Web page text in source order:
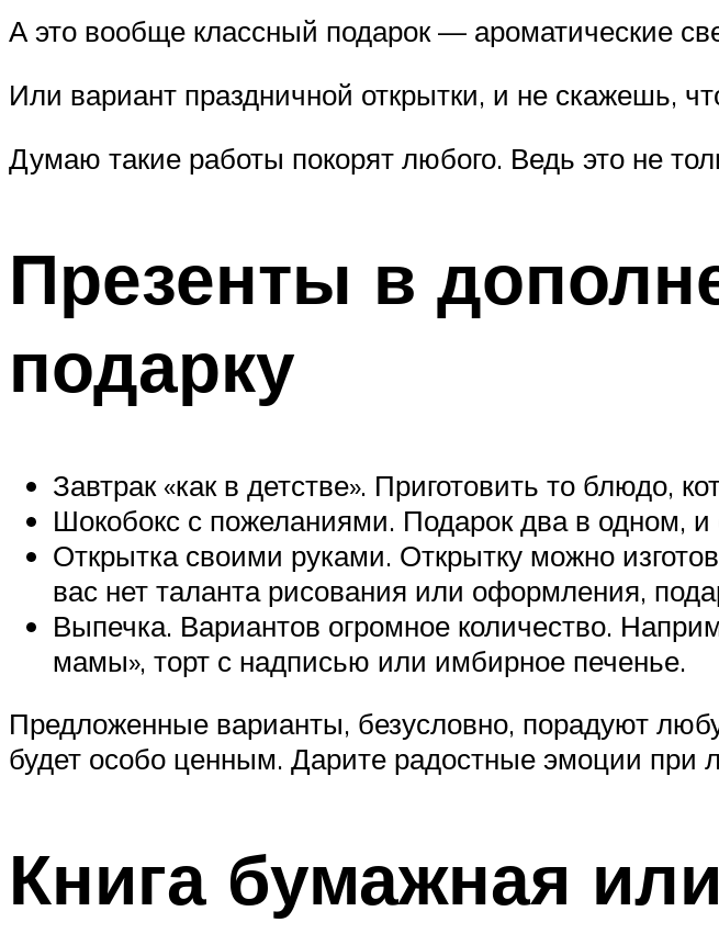
А это вообще классный подарок — ароматические
Или вариант праздничной открытки, и не скажешь,
Думаю такие работы покорят любого. Ведь это не
Презенты в
подарку
Завтрак «как в детстве». Приготовить то блюдо,
Шокобокс с пожеланиями. Подарок два в одном, и
Открытка своими руками. Открытку можно
вас нет таланта рисования или оформления,
Выпечка. Вариантов огромное количество.
мамы», торт с надписью или имбирное печенье.
Предложенные варианты, безусловно, порадуют
будет особо ценным. Дарите радостные эмоции при
Книга бумажная